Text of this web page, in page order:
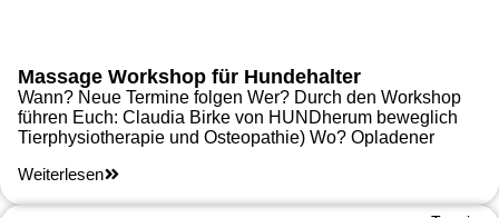
Massage Workshop für Hundehalter
Wann? Neue Termine folgen Wer? Durch den Workshop
führen Euch: Claudia Birke von HUNDherum beweglich
Tierphysiotherapie und Osteopathie) Wo? Opladener
Weiterlesen